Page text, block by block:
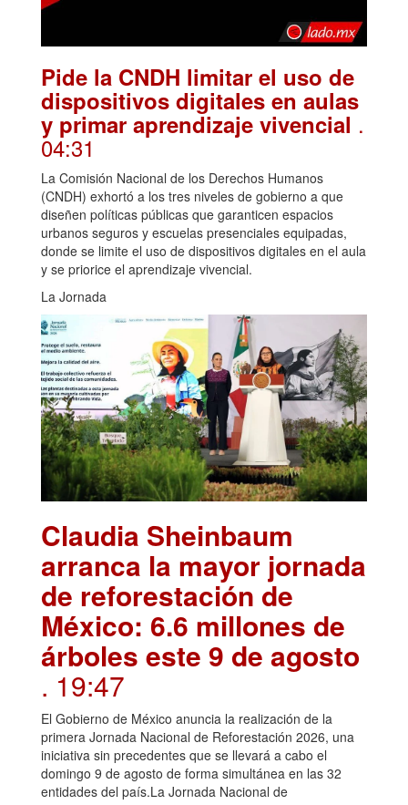
Pide la CNDH limitar el uso de
dispositivos digitales en aulas
y primar aprendizaje vivencial .
04:31
La Comisión Nacional de los Derechos Humanos
(CNDH) exhortó a los tres niveles de gobierno a que
diseñen políticas públicas que garanticen espacios
urbanos seguros y escuelas presenciales equipadas,
donde se limite el uso de dispositivos digitales en el aula
y se priorice el aprendizaje vivencial.
La Jornada
Claudia Sheinbaum
arranca la mayor jornada
de reforestación de
México: 6.6 millones de
árboles este 9 de agosto
. 19:47
El Gobierno de México anuncia la realización de la
primera Jornada Nacional de Reforestación 2026, una
iniciativa sin precedentes que se llevará a cabo el
domingo 9 de agosto de forma simultánea en las 32
entidades del país.La Jornada Nacional de